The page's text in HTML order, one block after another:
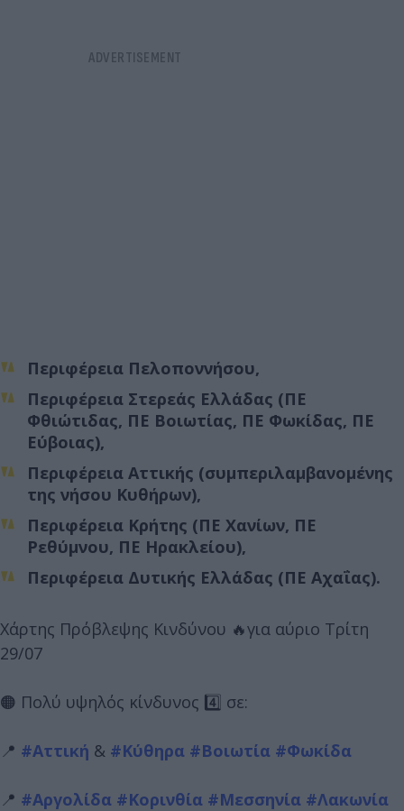
Περιφέρεια Πελοποννήσου,
Περιφέρεια Στερεάς Ελλάδας (ΠΕ
Φθιώτιδας, ΠΕ Βοιωτίας, ΠΕ Φωκίδας, ΠΕ
Εύβοιας),
Περιφέρεια Αττικής (συμπεριλαμβανομένης
της νήσου Κυθήρων),
Περιφέρεια Κρήτης (ΠΕ Χανίων, ΠΕ
Ρεθύμνου, ΠΕ Ηρακλείου),
Περιφέρεια Δυτικής Ελλάδας (ΠΕ Αχαΐας).
Χάρτης Πρόβλεψης Κινδύνου 🔥για αύριο Τρίτη
29/07
🟠 Πολύ υψηλός κίνδυνος 4️⃣ σε:
📍 #Αττική & #Κύθηρα #Βοιωτία #Φωκίδα
📍 #Αργολίδα #Κορινθία #Μεσσηνία #Λακωνία